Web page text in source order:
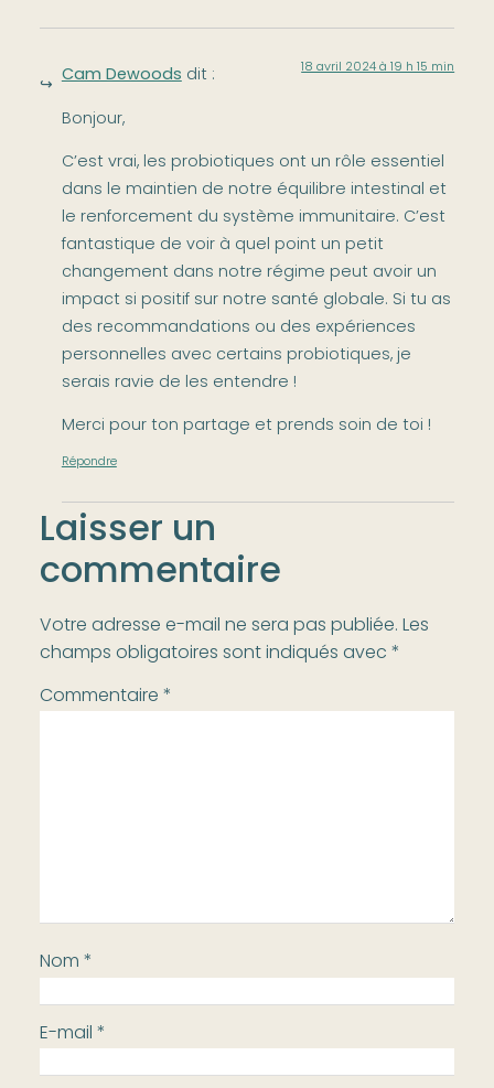
Cam Dewoods dit : 18 avril 2024 à 19 h 15 min
Bonjour,
C’est vrai, les probiotiques ont un rôle essentiel
dans le maintien de notre équilibre intestinal et
le renforcement du système immunitaire. C’est
fantastique de voir à quel point un petit
changement dans notre régime peut avoir un
impact si positif sur notre santé globale. Si tu as
des recommandations ou des expériences
personnelles avec certains probiotiques, je
serais ravie de les entendre !
Merci pour ton partage et prends soin de toi !
Répondre
Laisser un
commentaire
Votre adresse e-mail ne sera pas publiée.Les
champs obligatoires sont indiqués avec*
Commentaire*
Nom*
E-mail*